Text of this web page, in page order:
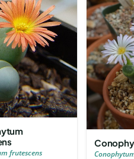
frutescens